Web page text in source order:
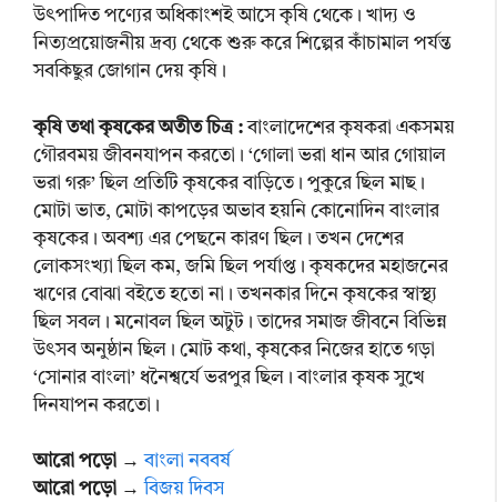
উৎপাদিত পণ্যের অধিকাংশই আসে কৃষি থেকে। খাদ্য ও
নিত্যপ্রয়োজনীয় দ্রব্য থেকে শুরু করে শিল্পের কাঁচামাল পর্যন্ত
সবকিছুর জোগান দেয় কৃষি।
কৃষি তথা কৃষকের অতীত চিত্র :বাংলাদেশের কৃষকরা একসময়
গৌরবময় জীবনযাপন করতো। ‘গোলা ভরা ধান আর গোয়াল
ভরা গরু’ ছিল প্রতিটি কৃষকের বাড়িতে। পুকুরে ছিল মাছ।
মোটা ভাত, মোটা কাপড়ের অভাব হয়নি কোনোদিন বাংলার
কৃষকের। অবশ্য এর পেছনে কারণ ছিল। তখন দেশের
লোকসংখ্যা ছিল কম, জমি ছিল পর্যাপ্ত। কৃষকদের মহাজনের
ঋণের বোঝা বইতে হতো না। তখনকার দিনে কৃষকের স্বাস্থ্য
ছিল সবল। মনোবল ছিল অটুট। তাদের সমাজ জীবনে বিভিন্ন
উৎসব অনুষ্ঠান ছিল। মোট কথা, কৃষকের নিজের হাতে গড়া
‘সোনার বাংলা’ ধনৈশ্বর্যে ভরপুর ছিল। বাংলার কৃষক সুখে
দিনযাপন করতো।
আরো পড়ো → বাংলা নববর্ষ
আরো পড়ো → বিজয় দিবস